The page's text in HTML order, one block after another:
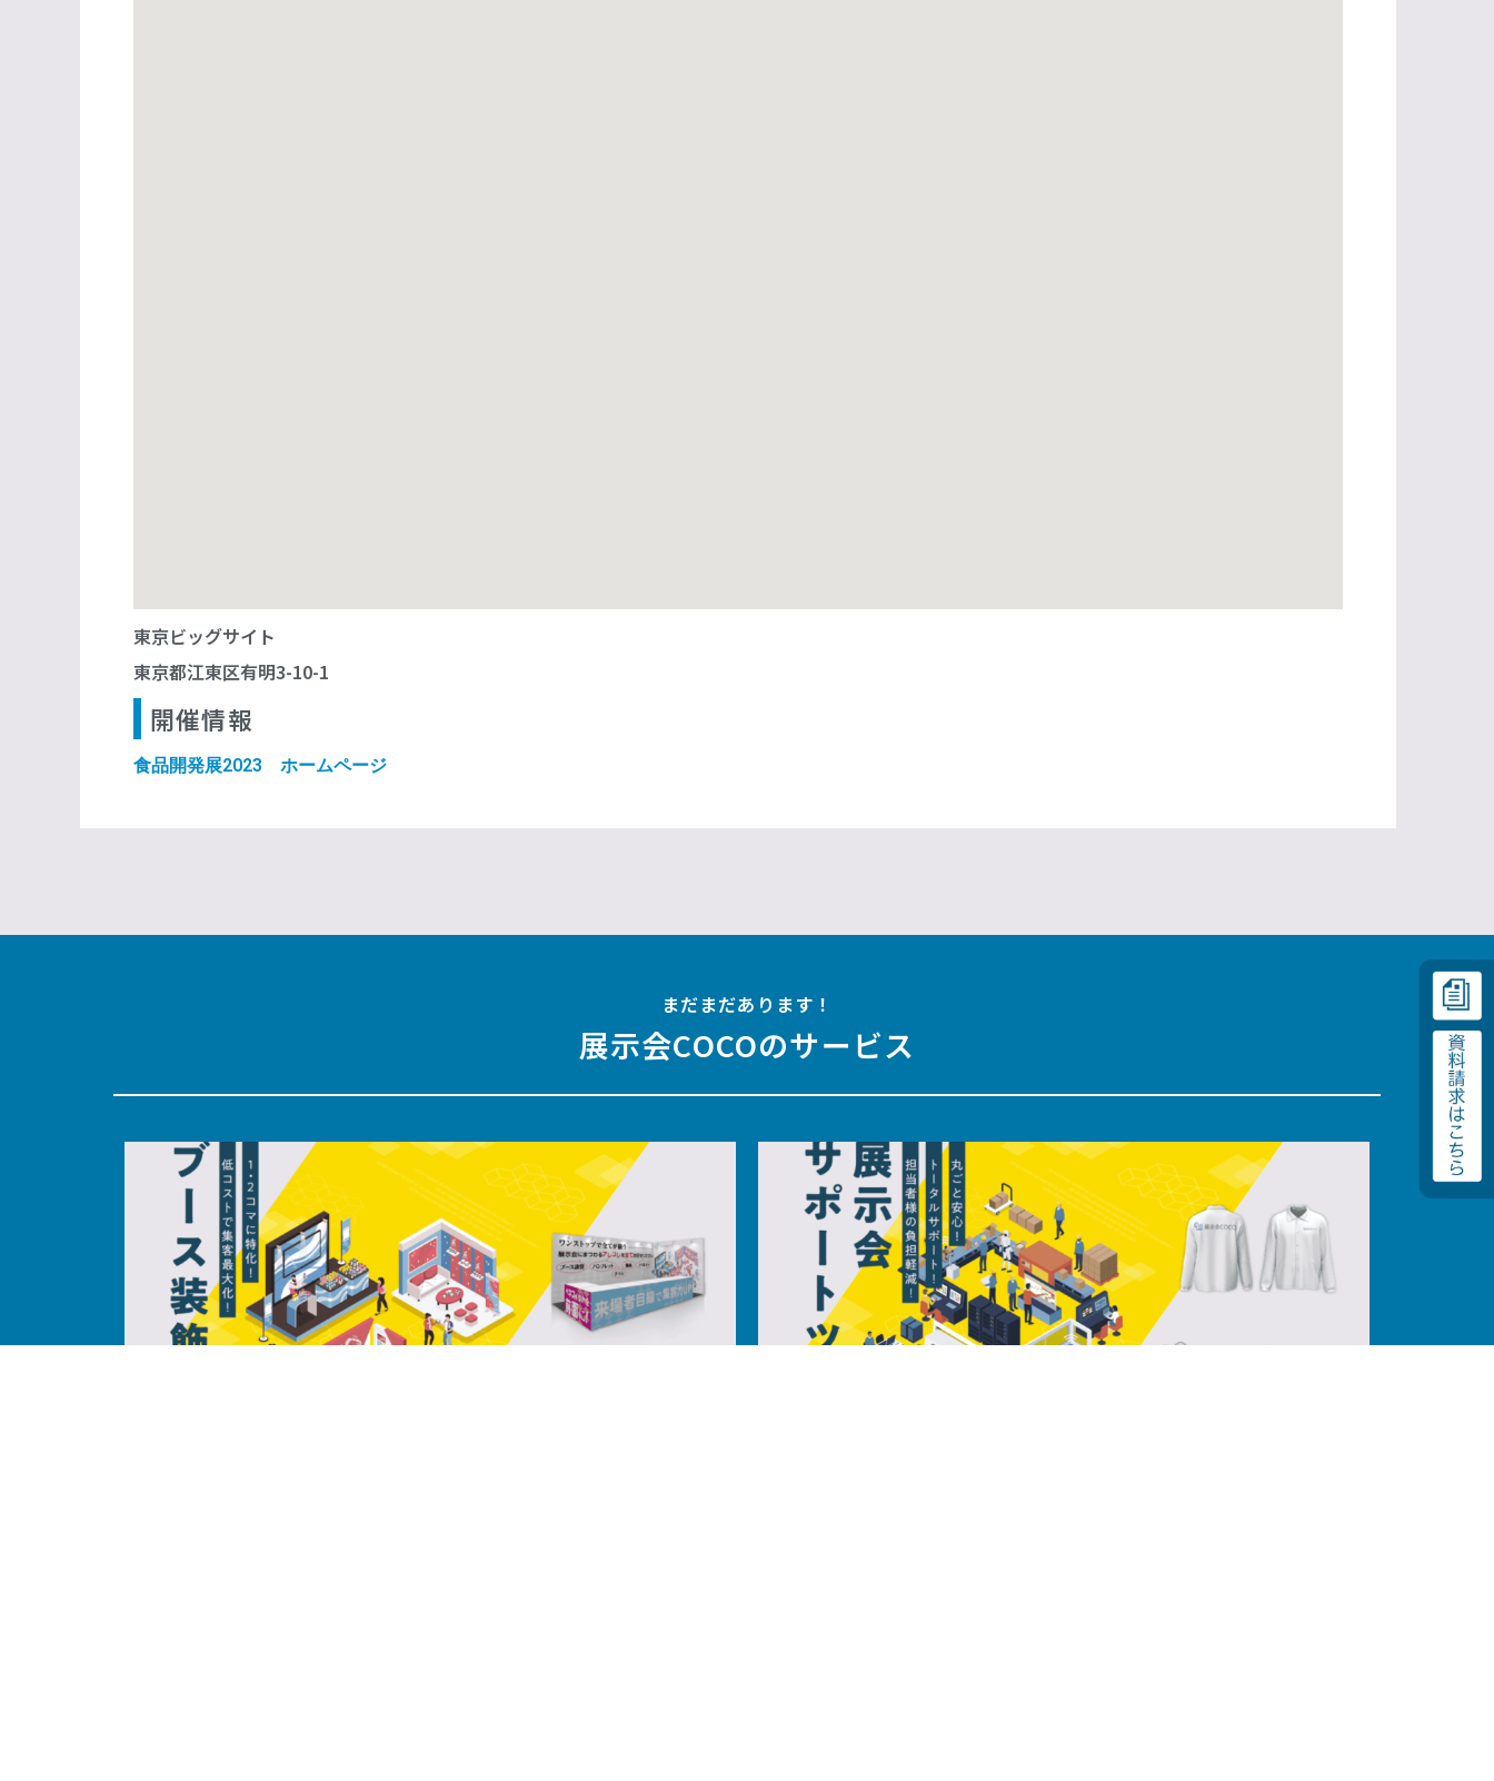
東京ビッグサイト
東京都江東区有明3-10-1
開催情報
食品開発展2023 ホームページ
まだまだあります！
展示会COCOのサービス